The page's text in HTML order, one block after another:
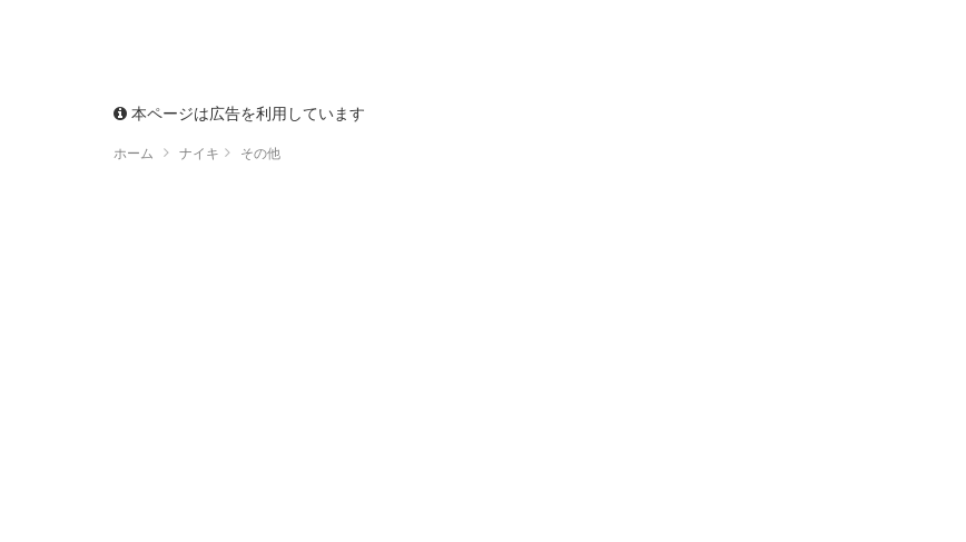
本ページは広告を利用しています
ホーム ナイキ その他